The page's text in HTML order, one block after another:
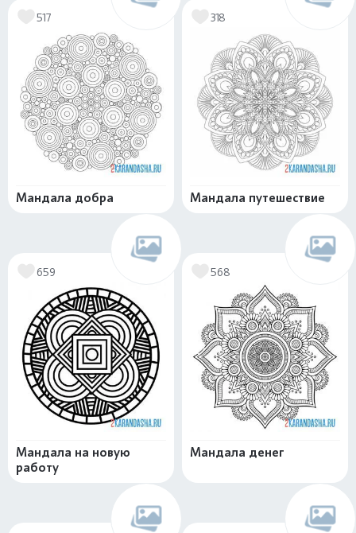
517
Мандала добра
318
Мандала путешествие
659
Мандала на новую
работу
568
Мандала денег